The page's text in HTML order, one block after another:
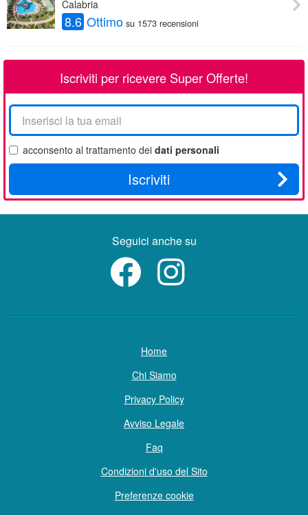
Calabria
8.6 Ottimo su 1573 recensioni
Iscriviti per ricevere Super Offerte!
La
tua
email
acconsento al trattamento dei dati personali
Iscriviti
Seguici anche su
Home
Chi Siamo
Privacy Policy
Avviso Legale
Faq
Condizioni d'uso del Sito
Preferenze cookie